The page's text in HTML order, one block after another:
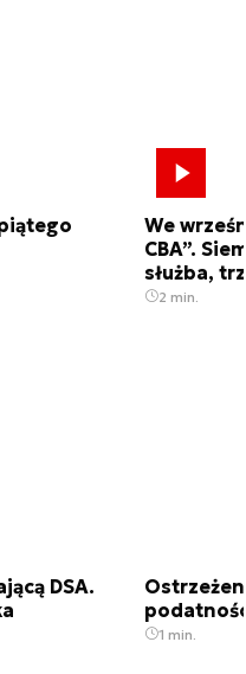
We
CBA”.
służba,
2 min.
DSA.
1 min.